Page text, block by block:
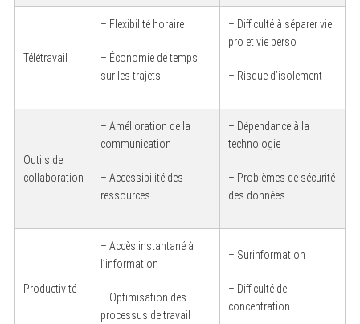
Télétravail
– Flexibilité horaire
– Économie de temps
sur les trajets
– Difficulté à séparer vie
pro et vie perso
– Risque d’isolement
Outils de
collaboration
– Amélioration de la
communication
– Accessibilité des
ressources
– Dépendance à la
technologie
– Problèmes de sécurité
des données
Productivité
– Accès instantané à
l’information
– Optimisation des
processus de travail
– Surinformation
– Difficulté de
concentration